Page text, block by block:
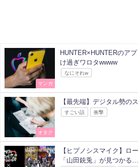
マンガ
HUNTER×HUNTERのア
け過ぎワロタwwww
なにそれw
オタク
【最先端】デジタル勢の
すごい話 衝撃
【ヒプノシスマイク】ロ
「山田銃兎」が見つかる